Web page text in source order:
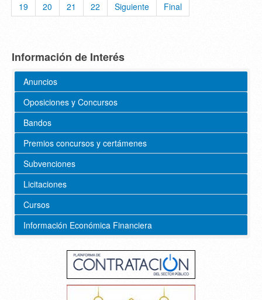
19
20 21 22 Siguiente Final
Información de Interés
Anuncios
Oposiciones y Concursos
Bandos
Premios concursos y certámenes
Subvenciones
Licitaciones
Cursos
Información Económica Financiera